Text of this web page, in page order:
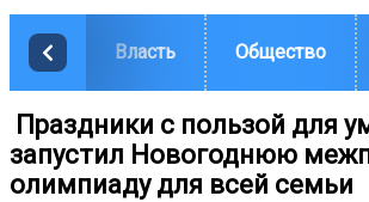
Власть Общество
Праздники с пользой для
запустил Новогоднюю
олимпиаду для всей семьи